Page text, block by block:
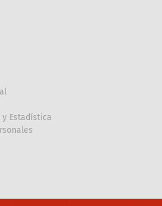
Estadística